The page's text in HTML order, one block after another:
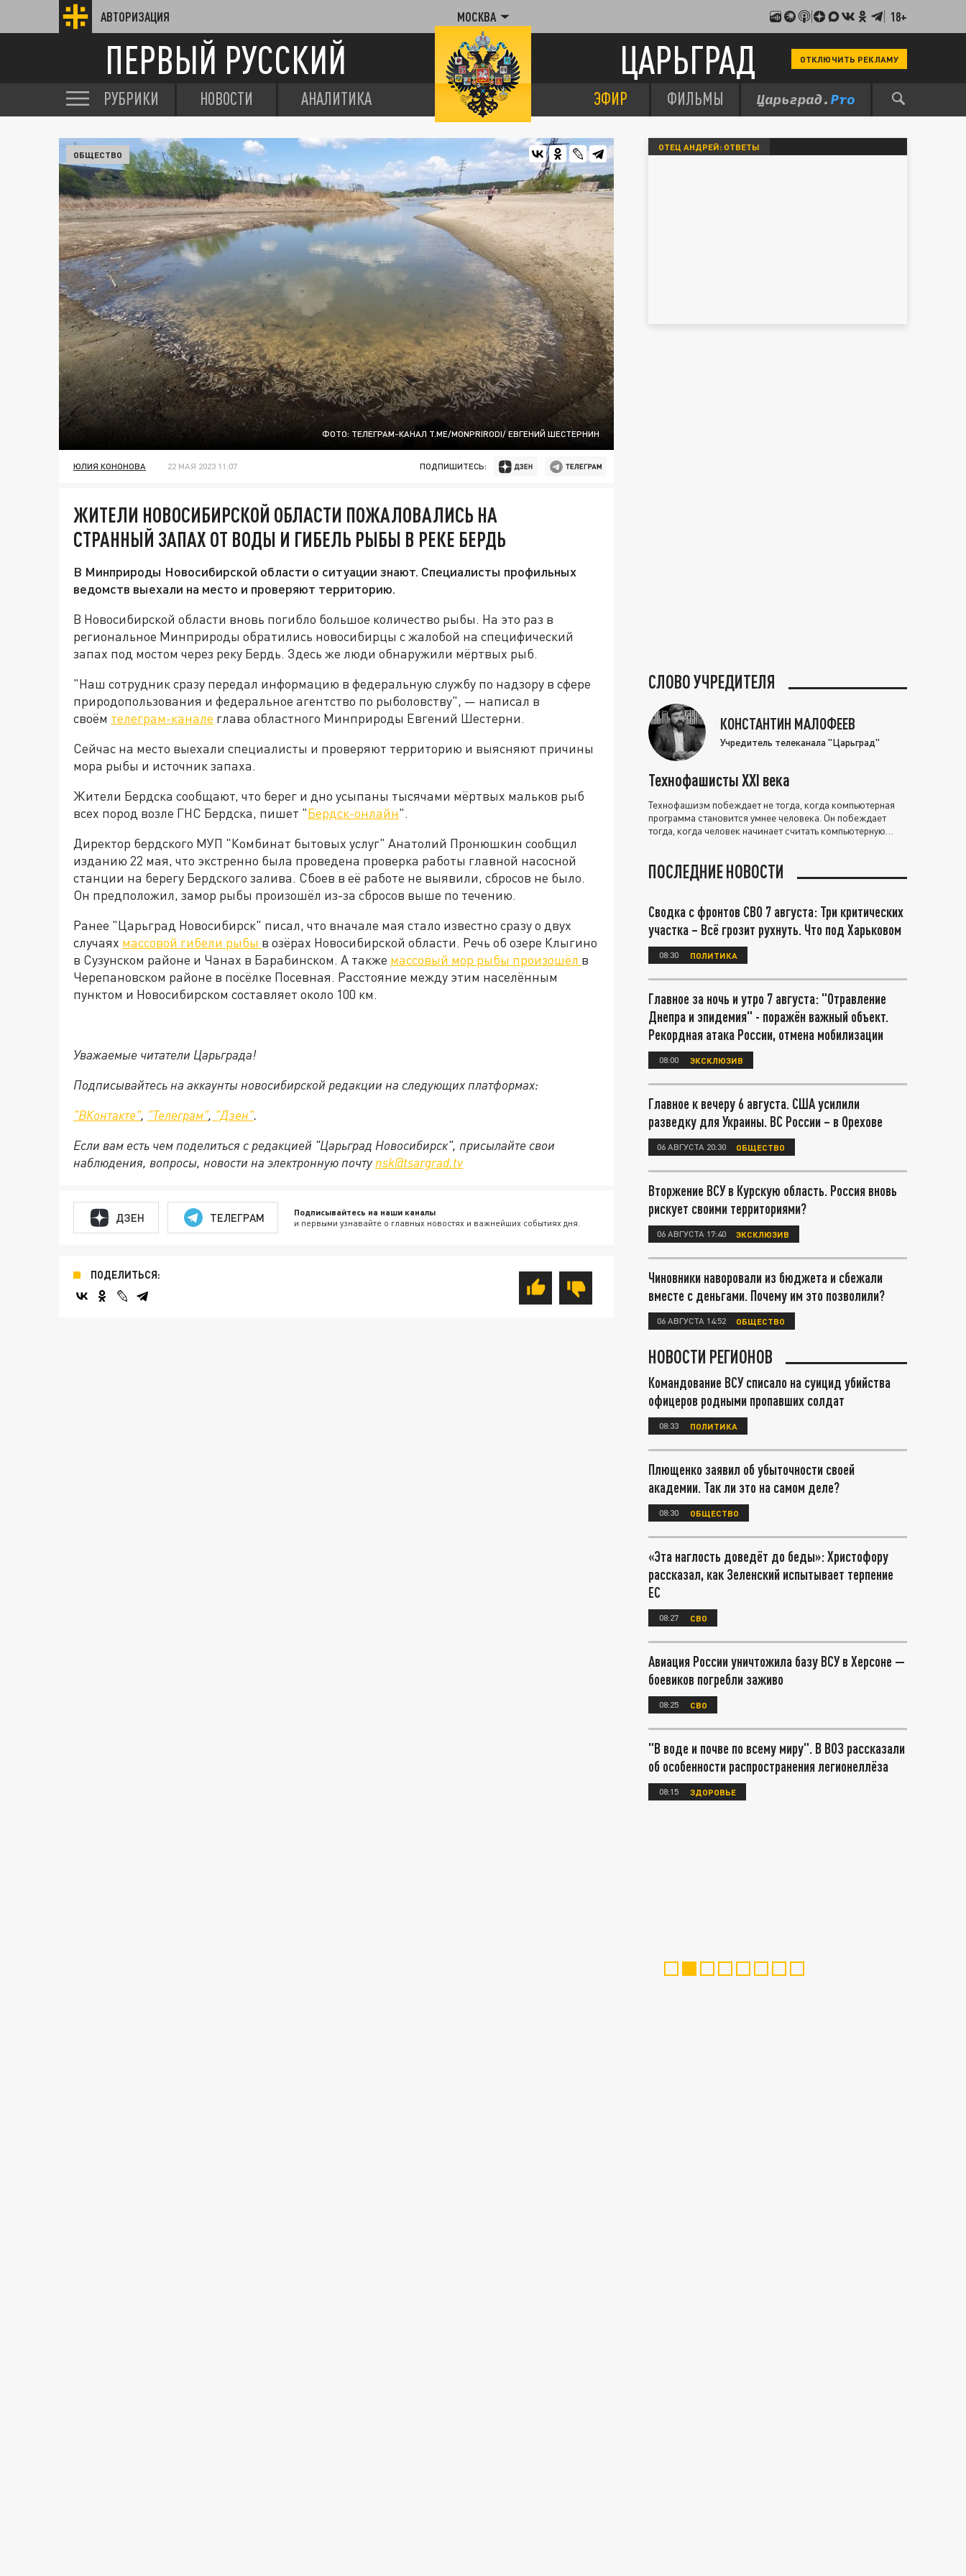
АВТОРИЗАЦИЯ МОСКВА 18+
ПЕРВЫЙ РУССКИЙ ЦАРЬГРАД ОТКЛЮЧИТЬ РЕКЛАМУ
РУБРИКИ НОВОСТИ АНАЛИТИКА ЭФИР ФИЛЬМЫ
ФОТО: ТЕЛЕГРАМ-КАНАЛ T.ME/MONPRIRODI/ ЕВГЕНИЙ ШЕСТЕРНИН
ОБЩЕСТВО
ЮЛИЯ КОНОНОВА 22 МАЯ 2023 11:07 ПОДПИШИТЕСЬ:
ЖИТЕЛИ НОВОСИБИРСКОЙ ОБЛАСТИ ПОЖАЛОВАЛИСЬ НА
СТРАННЫЙ ЗАПАХ ОТ ВОДЫ И ГИБЕЛЬ РЫБЫ В РЕКЕ БЕРДЬ
В Минприроды Новосибирской области о ситуации знают. Специалисты профильных
ведомств выехали на место и проверяют территорию.
В Новосибирской области вновь погибло большое количество рыбы. На это раз в
региональное Минприроды обратились новосибирцы с жалобой на специфический
запах под мостом через реку Бердь. Здесь же люди обнаружили мёртвых рыб.
"Наш сотрудник сразу передал информацию в федеральную службу по надзору в сфере
природопользования и федеральное агентство по рыболовству", — написал в
своём телеграм-канале глава областного Минприроды Евгений Шестерни.
Сейчас на место выехали специалисты и проверяют территорию и выясняют причины
мора рыбы и источник запаха.
Жители Бердска сообщают, что берег и дно усыпаны тысячами мёртвых мальков рыб
всех пород возле ГНС Бердска, пишет "Бердск-онлайн".
Директор бердского МУП "Комбинат бытовых услуг" Анатолий Пронюшкин сообщил
изданию 22 мая, что экстренно была проведена проверка работы главной насосной
станции на берегу Бердского залива. Сбоев в её работе не выявили, сбросов не было.
Он предположил, замор рыбы произошёл из-за сбросов выше по течению.
Ранее "Царьград Новосибирск" писал, что вначале мая стало известно сразу о двух
случаях массовой гибели рыбы в озёрах Новосибирской области. Речь об озере Клыгино
в Сузунском районе и Чанах в Барабинском. А также массовый мор рыбы произошёл в
Черепановском районе в посёлке Посевная. Расстояние между этим населённым
пунктом и Новосибирском составляет около 100 км.
Уважаемые читатели Царьграда!
Подписывайтесь на аккаунты новосибирской редакции на следующих платформах:
"ВКонтакте", "Телеграм", "Дзен".
Если вам есть чем поделиться с редакцией "Царьград Новосибирск", присылайте свои
наблюдения, вопросы, новости на электронную почту nsk@tsargrad.tv
ДЗЕН ТЕЛЕГРАМ Подписывайтесь на наши каналы
и первыми узнавайте о главных новостях и важнейших событиях дня.
ПОДЕЛИТЬСЯ:
ОТЕЦ АНДРЕЙ: ОТВЕТЫ
СЛОВО УЧРЕДИТЕЛЯ
КОНСТАНТИН МАЛОФЕЕВ
Учредитель телеканала "Царьград"
Технофашисты XXI века
Технофашизм побеждает не тогда, когда компьютерная
программа становится умнее человека. Он побеждает
тогда, когда человек начинает считать компьютерную
ПОСЛЕДНИЕ НОВОСТИ
Сводка с фронтов СВО 7 августа: Три критических
участка – Всё грозит рухнуть. Что под Харьковом
08:30 ПОЛИТИКА
Главное за ночь и утро 7 августа: "Отравление
Днепра и эпидемия" - поражён важный объект.
Рекордная атака России, отмена мобилизации
08:00 ЭКСКЛЮЗИВ
Главное к вечеру 6 августа. США усилили
разведку для Украины. ВС России – в Орехове
06 АВГУСТА 20:30 ОБЩЕСТВО
Вторжение ВСУ в Курскую область. Россия вновь
рискует своими территориями?
06 АВГУСТА 17:40 ЭКСКЛЮЗИВ
Чиновники наворовали из бюджета и сбежали
вместе с деньгами. Почему им это позволили?
06 АВГУСТА 14:52 ОБЩЕСТВО
НОВОСТИ РЕГИОНОВ
Командование ВСУ списало на суицид убийства
офицеров родными пропавших солдат
08:33 ПОЛИТИКА
Плющенко заявил об убыточности своей
академии. Так ли это на самом деле?
08:30 ОБЩЕСТВО
«Эта наглость доведёт до беды»: Христофору
рассказал, как Зеленский испытывает терпение
ЕС
08:27 СВО
Авиация России уничтожила базу ВСУ в Херсоне —
боевиков погребли заживо
08:25 СВО
"В воде и почве по всему миру". В ВОЗ рассказали
об особенности распространения легионеллёза
08:15 ЗДОРОВЬЕ